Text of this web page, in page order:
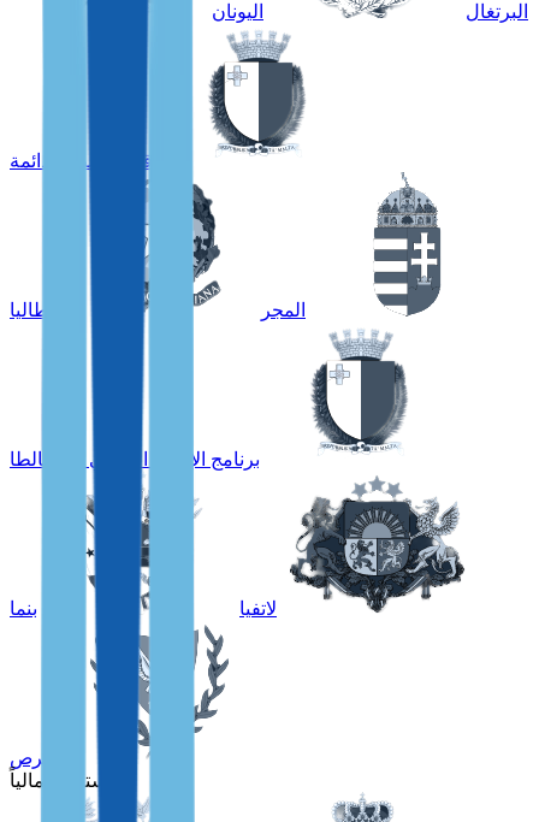
البرتغال اليونان
إقامة مالطا الدائمة
المجر إيطاليا
برنامج الإقامة العالمي في مالطا
لاتفيا بنما
قبرص
للمستقلين مالياً